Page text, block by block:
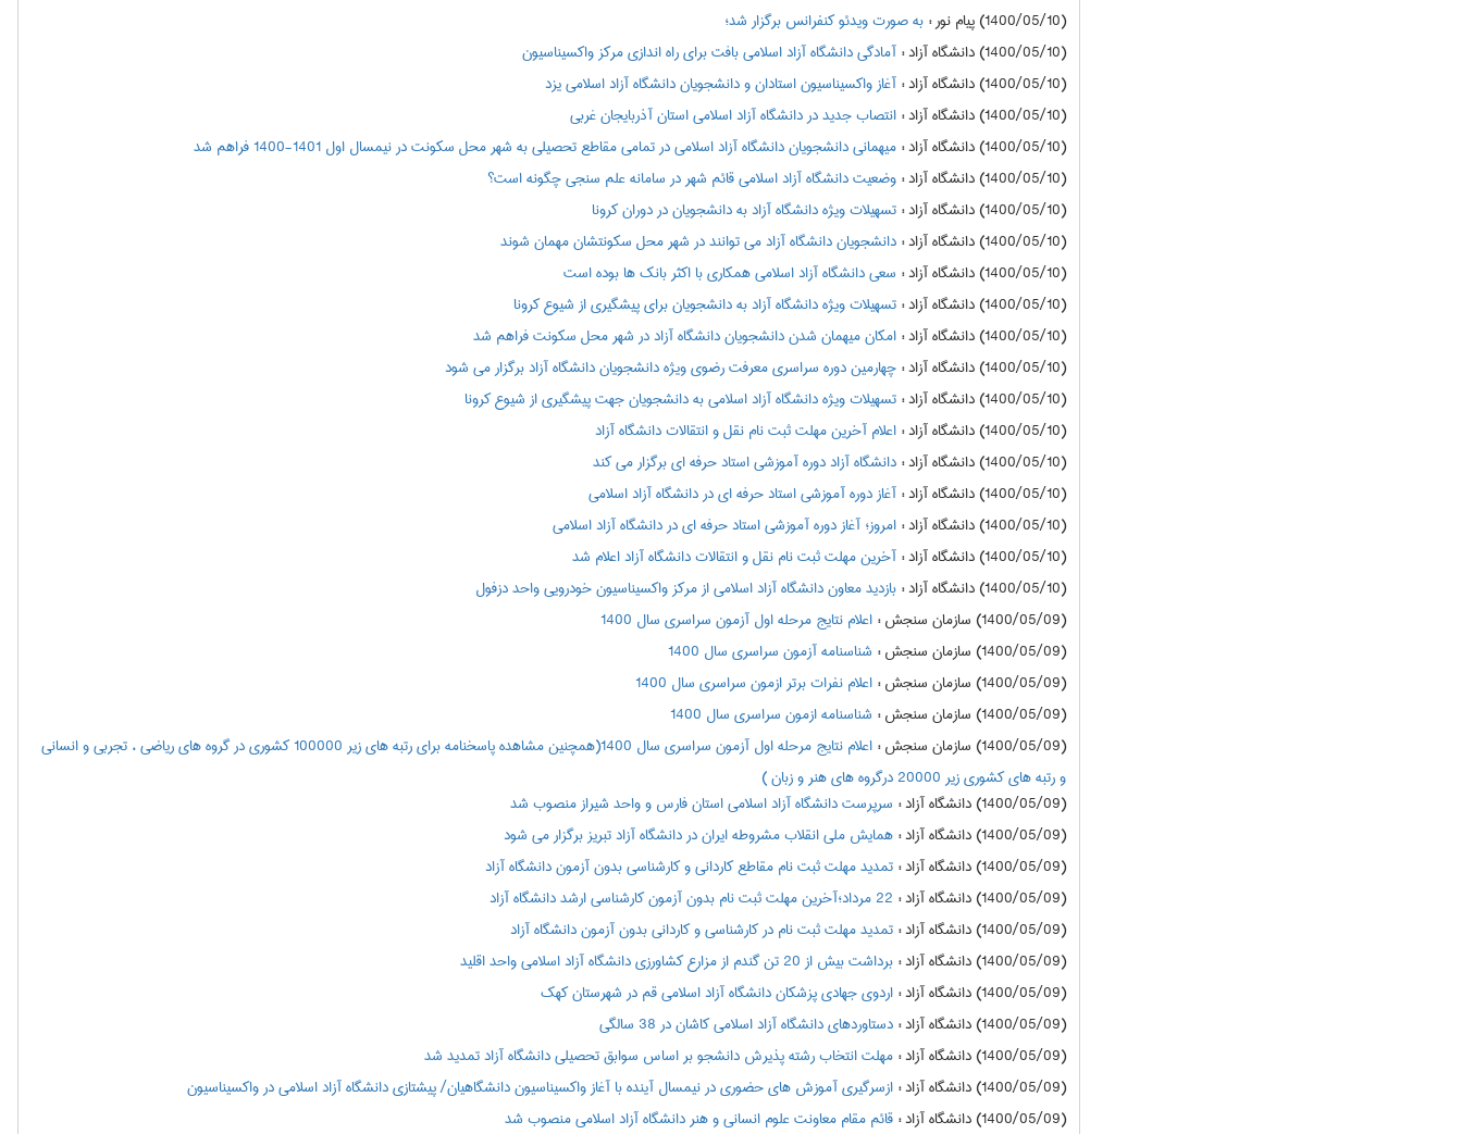
(1400/05/10) پیام نور
: به صورت ویدئو کنفرانس برگزار شد؛
(1400/05/10) دانشگاه آزاد
: آمادگی دانشگاه آزاد اسلامی بافت برای راه اندازی مرکز واکسیناسیون
(1400/05/10) دانشگاه آزاد
: آغاز واکسیناسیون استادان و دانشجویان دانشگاه آزاد اسلامی یزد
(1400/05/10) دانشگاه آزاد
: انتصاب جدید در دانشگاه آزاد اسلامی استان آذربایجان غربی
(1400/05/10) دانشگاه آزاد
: میهمانی دانشجویان دانشگاه آزاد اسلامی در تمامی مقاطع تحصیلی به شهر محل سکونت در نیمسال اول 1401-1400 فراهم شد
(1400/05/10) دانشگاه آزاد
: وضعیت دانشگاه آزاد اسلامی قائم شهر در سامانه علم سنجی چگونه است؟
(1400/05/10) دانشگاه آزاد
: تسهیلات ویژه دانشگاه آزاد به دانشجویان در دوران کرونا
(1400/05/10) دانشگاه آزاد
: دانشجویان دانشگاه آزاد می توانند در شهر محل سکونتشان مهمان شوند
(1400/05/10) دانشگاه آزاد
: سعی دانشگاه آزاد اسلامی همکاری با اکثر بانک ها بوده است
(1400/05/10) دانشگاه آزاد
: تسهیلات ویژه دانشگاه آزاد به دانشجویان برای پیشگیری از شیوع کرونا
(1400/05/10) دانشگاه آزاد
: امکان میهمان شدن دانشجویان دانشگاه آزاد در شهر محل سکونت فراهم شد
(1400/05/10) دانشگاه آزاد
: چهارمین دوره سراسری معرفت رضوی ویژه دانشجویان دانشگاه آزاد برگزار می شود
(1400/05/10) دانشگاه آزاد
: تسهیلات ویژه دانشگاه آزاد اسلامی به دانشجویان جهت پیشگیری از شیوع کرونا
(1400/05/10) دانشگاه آزاد
: اعلام آخرین مهلت ثبت نام نقل و انتقالات دانشگاه آزاد
(1400/05/10) دانشگاه آزاد
: دانشگاه آزاد دوره آموزشی استاد حرفه ای برگزار می کند
(1400/05/10) دانشگاه آزاد
: آغاز دوره آموزشی استاد حرفه ای در دانشگاه آزاد اسلامی
(1400/05/10) دانشگاه آزاد
: امروز؛ آغاز دوره آموزشی استاد حرفه ای در دانشگاه آزاد اسلامی
(1400/05/10) دانشگاه آزاد
: آخرین مهلت ثبت نام نقل و انتقالات دانشگاه آزاد اعلام شد
(1400/05/10) دانشگاه آزاد
: بازدید معاون دانشگاه آزاد اسلامی از مرکز واکسیناسیون خودرویی واحد دزفول
(1400/05/09) سازمان سنجش
: اعلام نتايج مرحله اول آزمون سراسري سال 1400
(1400/05/09) سازمان سنجش
: شناسنامه آزمون سراسری سال 1400
(1400/05/09) سازمان سنجش
: اعلام نفرات برتر ازمون سراسري سال 1400
(1400/05/09) سازمان سنجش
: شناسنامه ازمون سراسري سال 1400
(1400/05/09) سازمان سنجش
:
اعلام نتايج مرحله اول آزمون سراسري سال 1400(همچنین مشاهده پاسخنامه برای رتبه های زیر 100000 کشوری در گروه های ریاضی ، تجربی و انسانی
و رتبه های کشوری زیر 20000 درگروه های هنر و زبان )
(1400/05/09) دانشگاه آزاد
: سرپرست دانشگاه آزاد اسلامی استان فارس و واحد شیراز منصوب شد
(1400/05/09) دانشگاه آزاد
: همایش ملی انقلاب مشروطه ایران در دانشگاه آزاد تبریز برگزار می شود
(1400/05/09) دانشگاه آزاد
: تمدید مهلت ثبت نام مقاطع کاردانی و کارشناسی بدون آزمون دانشگاه آزاد
(1400/05/09) دانشگاه آزاد
: 22 مرداد؛آخرین مهلت ثبت نام بدون آزمون کارشناسی ارشد دانشگاه آزاد
(1400/05/09) دانشگاه آزاد
: تمدید مهلت ثبت نام در کارشناسی و کاردانی بدون آزمون دانشگاه آزاد
(1400/05/09) دانشگاه آزاد
: برداشت بیش از 20 تن گندم از مزارع کشاورزی دانشگاه آزاد اسلامی واحد اقلید
(1400/05/09) دانشگاه آزاد
: اردوی جهادی پزشکان دانشگاه آزاد اسلامی قم در شهرستان کهک
(1400/05/09) دانشگاه آزاد
: دستاوردهای دانشگاه آزاد اسلامی کاشان در 38 سالگی
(1400/05/09) دانشگاه آزاد
: مهلت انتخاب رشته پذیرش دانشجو بر اساس سوابق تحصیلی دانشگاه آزاد تمدید شد
(1400/05/09) دانشگاه آزاد
: ازسرگیری آموزش های حضوری در نیمسال آینده با آغاز واکسیناسیون دانشگاهیان/ پیشتازی دانشگاه آزاد اسلامی در واکسیناسیون
(1400/05/09) دانشگاه آزاد
: قائم مقام معاونت علوم انسانی و هنر دانشگاه آزاد اسلامی منصوب شد